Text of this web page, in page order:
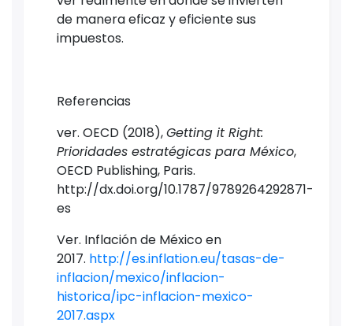
de manera eficaz y eficiente sus
impuestos.
Referencias
ver. OECD (2018),Getting it Right:
Prioridades estratégicas para México,
OECD Publishing, Paris.
http://dx.doi.org/10.1787/9789264292871-
es
Ver. Inflación de México en
2017. http://es.inflation.eu/tasas-de-
inflacion/mexico/inflacion-
historica/ipc-inflacion-mexico-
2017.aspx